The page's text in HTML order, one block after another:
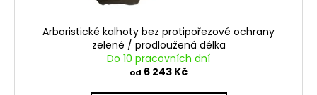
Arboristické kalhoty bez protipořezové ochrany
zelené / prodloužená délka
Do 10 pracovních dní
od 6 243 Kč